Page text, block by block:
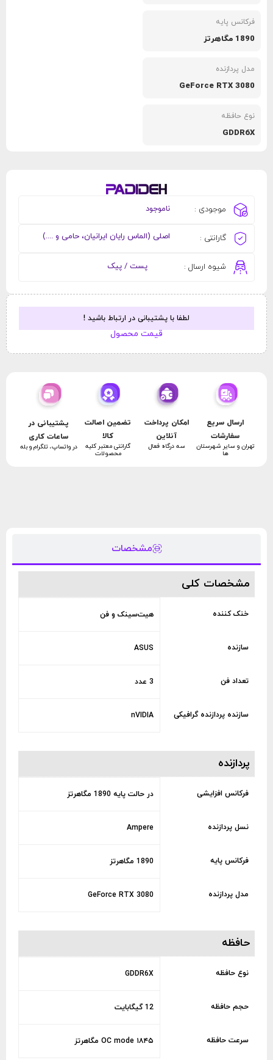
فرکانس پایه
1890 مگاهرتز
مدل پردازنده
GeForce RTX 3080
نوع حافظه
GDDR6X
موجودی : ناموجود
گارانتی : اصلی (الماس رایان ایرانیان، حامی و ....)
شیوه ارسال : پست / پیک
لطفا با پشتیبانی در ارتباط باشید !
قیمت محصول
ارسال سریع
سفارشات
تهران و سایر شهرستان
ها
امکان پرداخت
آنلاین
سه درگاه فعال
تضمین اصالت
کالا
گارانتی معتبر کلیه
محصولات
پشتیبانی در
ساعات کاری
در واتساپ، تلگرام و بله
مشخصات
مشخصات کلی
خنک کننده هیت‌سینک و فن
سازنده ASUS
تعداد فن 3 عدد
سازنده پردازنده گرافیکی nVIDIA
پردازنده
فرکانس افزایشی در حالت پایه 1890 مگاهرتز
نسل پردازنده Ampere
فرکانس پایه 1890 مگاهرتز
مدل پردازنده GeForce RTX 3080
حافظه
نوع حافظه GDDR6X
حجم حافظه 12 گیگابایت
سرعت حافظه OC mode ۱۸۴۵ مگاهرتز